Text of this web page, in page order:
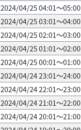
2024/04/25 04:01～05:00
2024/04/25 03:01～04:00
2024/04/25 02:01～03:00
2024/04/25 01:01～02:00
2024/04/25 00:01～01:00
2024/04/24 23:01～24:00
2024/04/24 22:01～23:00
2024/04/24 21:01～22:00
2024/04/24 20:01～21:00